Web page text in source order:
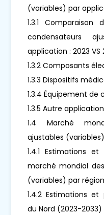
(variables) par
1.3.1
condensateurs
application : 2023 VS
1.3.2 Composants
1.3.3 Dispositifs
1.3.4 Équipement
1.3.5 Autre application
1.4 Marché
ajustables
1.4.1 Estimations
marché mondial
(variables) par région
1.4.2 Estimations et
du Nord (2023-2033)